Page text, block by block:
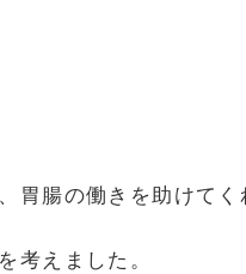
胃腸の働きを助けてく
考えました。